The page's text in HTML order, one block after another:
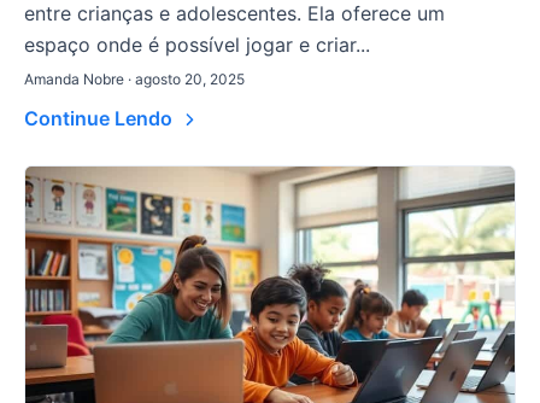
entre crianças e adolescentes. Ela oferece um
espaço onde é possível jogar e criar...
Amanda Nobre · agosto 20, 2025
Continue Lendo